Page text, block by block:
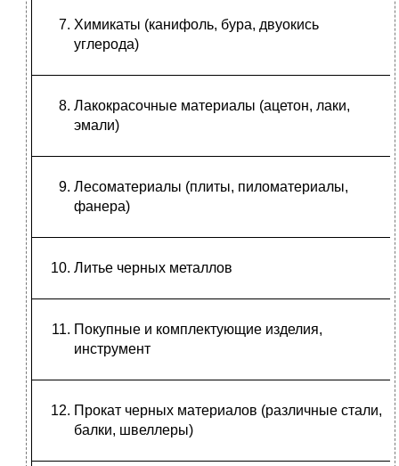
Химикаты (канифоль, бура, двуокись
углерода)
Лакокрасочные материалы (ацетон, лаки,
эмали)
Лесоматериалы (плиты, пиломатериалы,
фанера)
Литье черных металлов
Покупные и комплектующие изделия,
инструмент
Прокат черных материалов (различные стали,
балки, швеллеры)